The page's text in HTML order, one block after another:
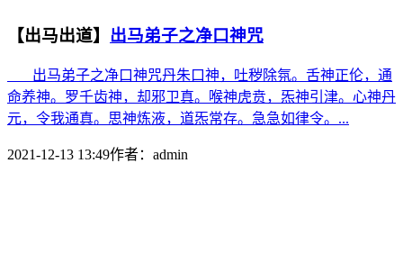
【出马出道】 出马弟子之净口神咒
出马弟子之净口神咒丹朱口神，吐秽除氛。舌神正伦，通
命养神。罗千齿神，却邪卫真。喉神虎贲，炁神引津。心神丹
元，令我通真。思神炼液，道炁常存。急急如律令。...
2021-12-13 13:49作者： admin